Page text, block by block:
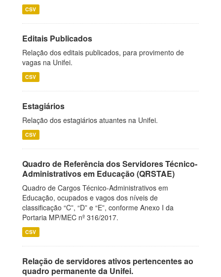
CSV
Editais Publicados
Relação dos editais publicados, para provimento de
vagas na Unifei.
CSV
Estagiários
Relação dos estagiários atuantes na Unifei.
CSV
Quadro de Referência dos Servidores Técnico-
Administrativos em Educação (QRSTAE)
Quadro de Cargos Técnico-Administrativos em
Educação, ocupados e vagos dos níveis de
classificação “C”, “D” e “E”, conforme Anexo I da
Portaria MP/MEC nº 316/2017.
CSV
Relação de servidores ativos pertencentes ao
quadro permanente da Unifei.